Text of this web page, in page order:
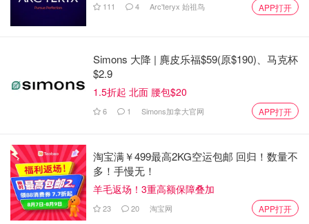
保费的影响因子包括车的制造商、型号与年份
，跟颜色没有
经常因为被盗窃或发生交通事故而索赔，保费自然就会高一
些。另外，如果该车型的维修成本高，保费也会高。
如果大家还没买车，可以搜素“cheapest car to insure+省
例，保费最低的前三名为Toyota Corolla、Mazda 3和
Hyundai Elantra。
点击这里可查看2019年加拿大被盗窃频率最高的10个车
型，避雷！
111 4 Arc'teryx 始祖鸟 APP打开
Simons 大降 | 麂皮乐福$59(原$190)、马克杯
$2.9
1.5折起 北面 腰包$20
6 1 Simons加拿大官网 APP打开
淘宝满￥499最高2KG空运包邮 回归！数量不
多！手慢无！
羊毛返场！3重高额保障叠加
23 20 淘宝网 APP打开